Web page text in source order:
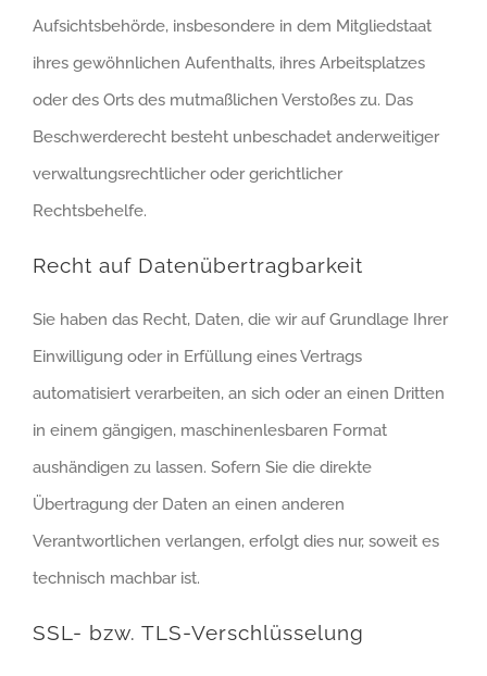
Aufsichtsbehörde, insbesondere in dem Mitgliedstaat
ihres gewöhnlichen Aufenthalts, ihres Arbeitsplatzes
oder des Orts des mutmaßlichen Verstoßes zu. Das
Beschwerderecht besteht unbeschadet anderweitiger
verwaltungsrechtlicher oder gerichtlicher
Rechtsbehelfe.
Recht auf Datenübertragbarkeit
Sie haben das Recht, Daten, die wir auf Grundlage Ihrer
Einwilligung oder in Erfüllung eines Vertrags
automatisiert verarbeiten, an sich oder an einen Dritten
in einem gängigen, maschinenlesbaren Format
aushändigen zu lassen. Sofern Sie die direkte
Übertragung der Daten an einen anderen
Verantwortlichen verlangen, erfolgt dies nur, soweit es
technisch machbar ist.
SSL- bzw. TLS-Verschlüsselung